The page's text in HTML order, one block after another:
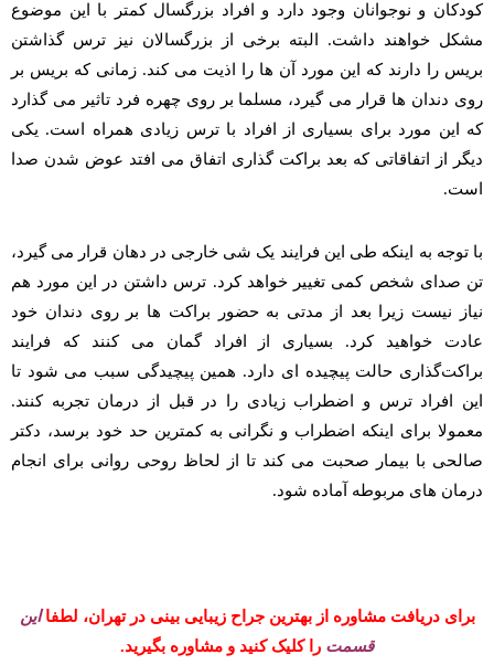
کودکان و نوجوانان وجود دارد و افراد بزرگسال کمتر با این موضوع
مشکل خواهند داشت. البته برخی از بزرگسالان نیز ترس گذاشتن
بریس را دارند که این مورد آن ها را اذیت می کند. زمانی که بریس بر
روی دندان ها قرار می گیرد، مسلما بر روی چهره فرد تاثیر می گذارد
که این مورد برای بسیاری از افراد با ترس زیادی همراه است. یکی
دیگر از اتفاقاتی که بعد براکت گذاری اتفاق می افتد عوض شدن صدا
است.
با توجه به اینکه طی این فرایند یک شی خارجی در دهان قرار می گیرد،‌
تن صدای شخص کمی تغییر خواهد کرد. ترس داشتن در این مورد هم
نیاز نیست زیرا بعد از مدتی به حضور براکت ها بر روی دندان خود
عادت خواهید کرد. بسیاری از افراد گمان می کنند که فرایند
براکت‌گذاری حالت پیچیده ای دارد. همین پیچیدگی سبب می شود تا
این افراد ترس و اضطراب زیادی را در قبل از درمان تجربه کنند.
معمولا برای اینکه اضطراب و نگرانی به کمترین حد خود برسد، دکتر
صالحی با بیمار صحبت می کند تا از لحاظ روحی روانی برای انجام
درمان های مربوطه آماده شود.
برای دریافت مشاوره از بهترین جراح زیبایی بینی در تهران، لطفااین
قسمت را کلیک کنید و مشاوره بگیرید.